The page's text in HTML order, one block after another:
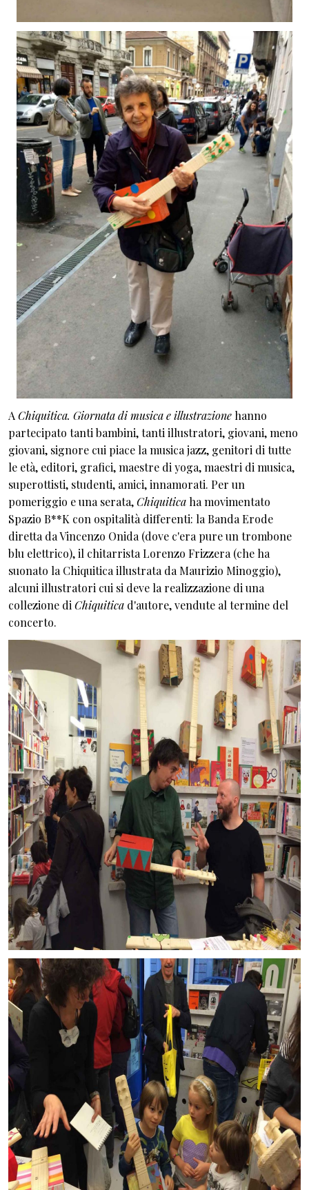
A Chiquitica. Giornata di musica e illustrazione hanno
partecipato tanti bambini, tanti illustratori, giovani, meno
giovani, signore cui piace la musica jazz, genitori di tutte
le età, editori, grafici, maestre di yoga, maestri di musica,
superottisti, studenti, amici, innamorati. Per un
pomeriggio e una serata,Chiquitica ha movimentato
Spazio B**K con ospitalità differenti: la Banda Erode
diretta da Vincenzo Onida (dove c'era pure un trombone
blu elettrico), il chitarrista Lorenzo Frizzera (che ha
suonato la Chiquitica illustrata da Maurizio Minoggio),
alcuni illustratori cui si deve la realizzazione di una
collezione di Chiquitica d'autore, vendute al termine del
concerto.